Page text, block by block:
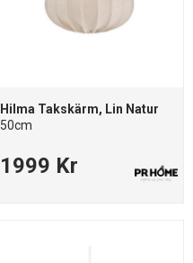
Hilma Takskärm, Lin Natur
50cm
1999 Kr